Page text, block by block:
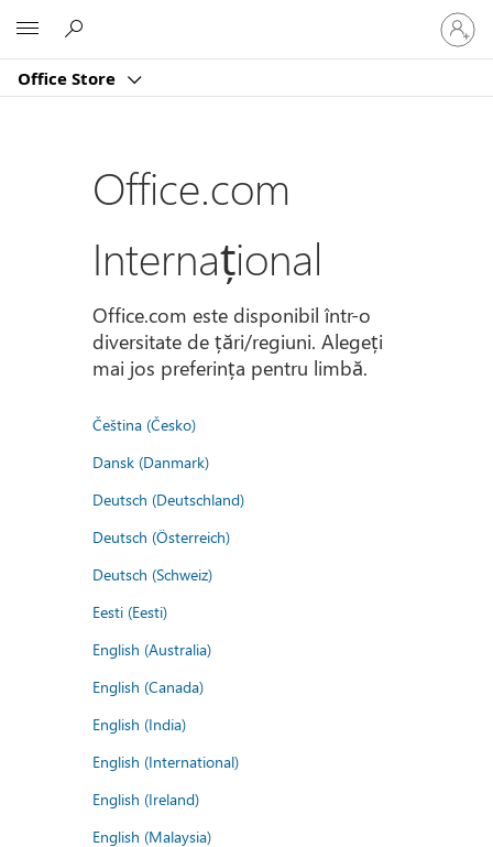
Office Store
vă
la
dvs.
Office.com
Internațional
Office.com este disponibil într-o
diversitate de țări/regiuni. Alegeți
mai jos preferința pentru limbă.
Čeština (Česko)
Dansk (Danmark)
Deutsch (Deutschland)
Deutsch (Österreich)
Deutsch (Schweiz)
Eesti (Eesti)
English (Australia)
English (Canada)
English (India)
English (International)
English (Ireland)
English (Malaysia)